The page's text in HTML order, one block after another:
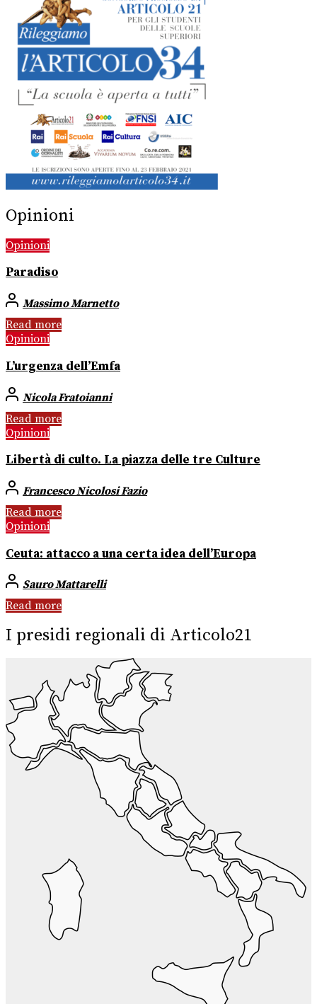
Opinioni
Opinioni
Paradiso
Massimo Marnetto
Read more
Opinioni
L’urgenza dell’Emfa
Nicola Fratoianni
Read more
Opinioni
Libertà di culto. La piazza delle tre Culture
Francesco Nicolosi Fazio
Read more
Opinioni
Ceuta: attacco a una certa idea dell’Europa
Sauro Mattarelli
Read more
I presidi regionali di Articolo21